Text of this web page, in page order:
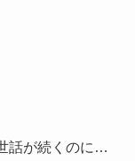
話が続くのに…